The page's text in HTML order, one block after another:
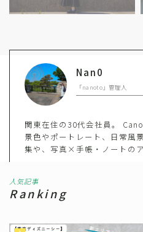
Nan0
「nanoto」管理人
関東在住の30代会社員。
景色やポートレート、日常風
集や、写真×手帳・ノートのア
人気記事
Ranking